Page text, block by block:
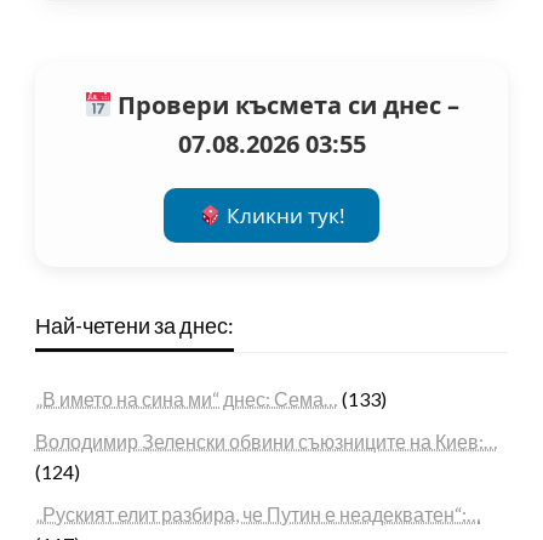
Провери късмета си днес –
07.08.2026 03:55
Кликни тук!
Най-четени за днес:
„В името на сина ми“ днес: Сема… (133)
Володимир Зеленски обвини съюзниците на Киев:…
(124)
„Руският елит разбира, че Путин е неадекватен“:…